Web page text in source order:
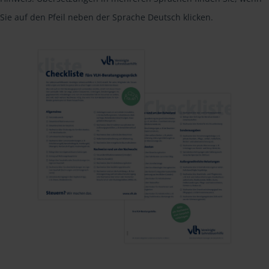
Sie auf den Pfeil neben der Sprache Deutsch klicken.